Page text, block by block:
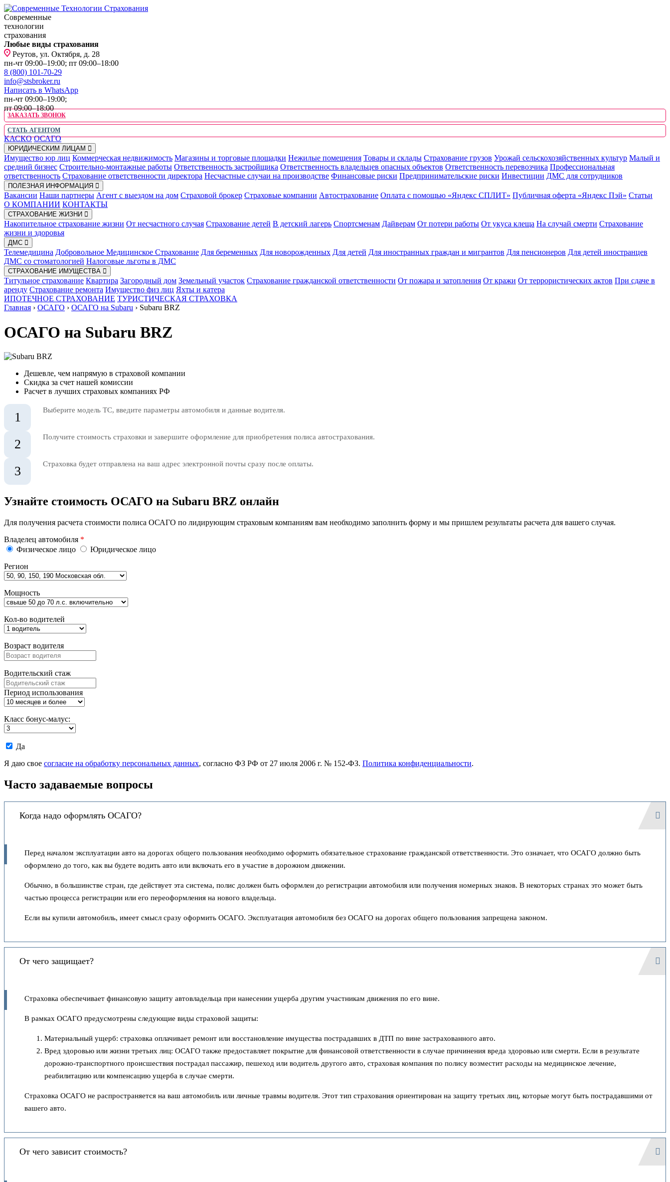
Современные
технологии
страхования
Любые виды страхования
Реутов, ул. Октября, д. 28
пн-чт 09:00–19:00; пт 09:00–18:00
8 (800) 101-70-29
info@stsbroker.ru
Написать в WhatsApp
пн-чт 09:00–19:00;
пт 09:00–18:00
ЗАКАЗАТЬ ЗВОНОК
СТАТЬ АГЕНТОМ
КАСКО ОСАГО
ЮРИДИЧЕСКИМ ЛИЦАМ
Имущество юр лиц Коммерческая недвижимость Магазины и торговые площадки Нежилые помещения Товары и склады Страхование грузов Урожай сельскохозяйственных культур Малый и
средний бизнес Строительно-монтажные работы Ответственность застройщика Ответственность владельцев опасных объектов Ответственность перевозчика Профессиональная
ответственность Страхование ответственности директора Несчастные случаи на производстве Финансовые риски Предпринимательские риски Инвестиции ДМС для сотрудников
ПОЛЕЗНАЯ ИНФОРМАЦИЯ
Вакансии Наши партнеры Агент с выездом на дом Страховой брокер Страховые компании Автострахование Оплата с помощью «Яндекс СПЛИТ» Публичная оферта «Яндекс Пэй» Статьи
О КОМПАНИИ КОНТАКТЫ
СТРАХОВАНИЕ ЖИЗНИ
Накопительное страхование жизни От несчастного случая Страхование детей В детский лагерь Спортсменам Дайверам От потери работы От укуса клеща На случай смерти Страхование
жизни и здоровья
ДМС
Телемедицина Добровольное Медицинское Страхование Для беременных Для новорожденных Для детей Для иностранных граждан и мигрантов Для пенсионеров Для детей иностранцев
ДМС со стоматологией Налоговые льготы в ДМС
СТРАХОВАНИЕ ИМУЩЕСТВА
Титульное страхование Квартира Загородный дом Земельный участок Страхование гражданской ответственности От пожара и затопления От кражи От террористических актов При сдаче в
аренду Страхование ремонта Имущество физ лиц Яхты и катера
ИПОТЕЧНОЕ СТРАХОВАНИЕ ТУРИСТИЧЕСКАЯ СТРАХОВКА
Главная › ОСАГО › ОСАГО на Subaru › Subaru BRZ
ОСАГО на Subaru BRZ
Дешевле, чем напрямую в страховой компании
Скидка за счет нашей комиссии
Расчет в лучших страховых компаниях РФ
1 Выберите модель ТС, введите параметры автомобиля и данные водителя.
2 Получите стоимость страховки и завершите оформление для приобретения полиса автострахования.
3 Страховка будет отправлена на ваш адрес электронной почты сразу после оплаты.
Узнайте стоимость ОСАГО на Subaru BRZ онлайн
Для получения расчета стоимости полиса ОСАГО по лидирующим страховым компаниям вам необходимо заполнить форму и мы пришлем результаты расчета для вашего случая.
Владелец автомобиля *
Физическое лицо
Юридическое лицо
Регион
Мощность
Кол-во водителей
Возраст водителя
Водительский стаж
Период использования
Класс бонус-малус:
Даю
на
моих
персональных
Да
Я даю свое согласие на обработку персональных данных, согласно ФЗ РФ от 27 июля 2006 г. № 152-ФЗ. Политика конфиденциальности.
Часто задаваемые вопросы
Когда надо оформлять ОСАГО?
Перед началом эксплуатации авто на дорогах общего пользования необходимо оформить обязательное страхование гражданской ответственности. Это означает, что ОСАГО должно быть
оформлено до того, как вы будете водить авто или включать его в участие в дорожном движении.
Обычно, в большинстве стран, где действует эта система, полис должен быть оформлен до регистрации автомобиля или получения номерных знаков. В некоторых странах это может быть
частью процесса регистрации или его переоформления на нового владельца.
Если вы купили автомобиль, имеет смысл сразу оформить ОСАГО. Эксплуатация автомобиля без ОСАГО на дорогах общего пользования запрещена законом.
От чего защищает?
Страховка обеспечивает финансовую защиту автовладельца при нанесении ущерба другим участникам движения по его вине.
В рамках ОСАГО предусмотрены следующие виды страховой защиты:
Материальный ущерб: страховка оплачивает ремонт или восстановление имущества пострадавших в ДТП по вине застрахованного авто.
Вред здоровью или жизни третьих лиц: ОСАГО также предоставляет покрытие для финансовой ответственности в случае причинения вреда здоровью или смерти. Если в результате
дорожно-транспортного происшествия пострадал пассажир, пешеход или водитель другого авто, страховая компания по полису возместит расходы на медицинское лечение,
реабилитацию или компенсацию ущерба в случае смерти.
Страховка ОСАГО не распространяется на ваш автомобиль или личные травмы водителя. Этот тип страхования ориентирован на защиту третьих лиц, которые могут быть пострадавшими от
вашего авто.
От чего зависит стоимость?